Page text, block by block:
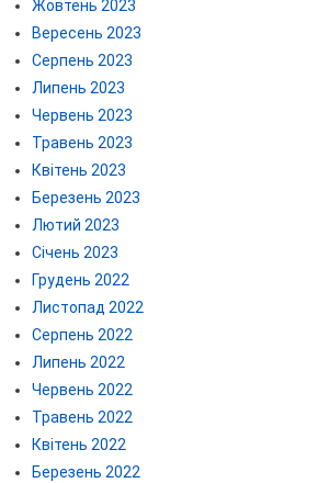
Жовтень 2023
Вересень 2023
Серпень 2023
Липень 2023
Червень 2023
Травень 2023
Квітень 2023
Березень 2023
Лютий 2023
Січень 2023
Грудень 2022
Листопад 2022
Серпень 2022
Липень 2022
Червень 2022
Травень 2022
Квітень 2022
Березень 2022